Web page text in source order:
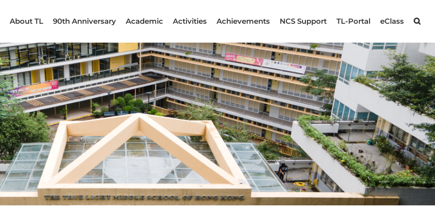
About TL 90th Anniversary Academic Activities Achievements NCS Support TL-Portal eClass